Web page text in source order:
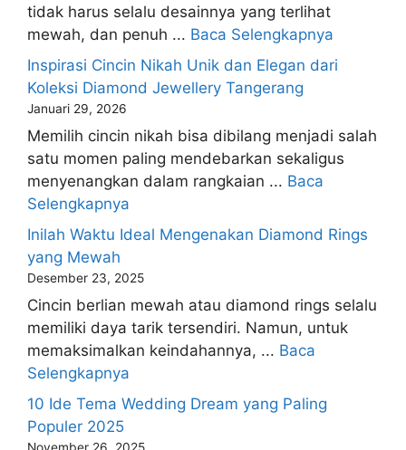
tidak harus selalu desainnya yang terlihat
mewah, dan penuh ... Baca Selengkapnya
Inspirasi Cincin Nikah Unik dan Elegan dari
Koleksi Diamond Jewellery Tangerang
Januari 29, 2026
Memilih cincin nikah bisa dibilang menjadi salah
satu momen paling mendebarkan sekaligus
menyenangkan dalam rangkaian ... Baca
Selengkapnya
Inilah Waktu Ideal Mengenakan Diamond Rings
yang Mewah
Desember 23, 2025
Cincin berlian mewah atau diamond rings selalu
memiliki daya tarik tersendiri. Namun, untuk
memaksimalkan keindahannya, ... Baca
Selengkapnya
10 Ide Tema Wedding Dream yang Paling
Populer 2025
November 26, 2025